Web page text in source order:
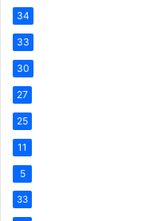
34
33
30
27
25
11
5
33